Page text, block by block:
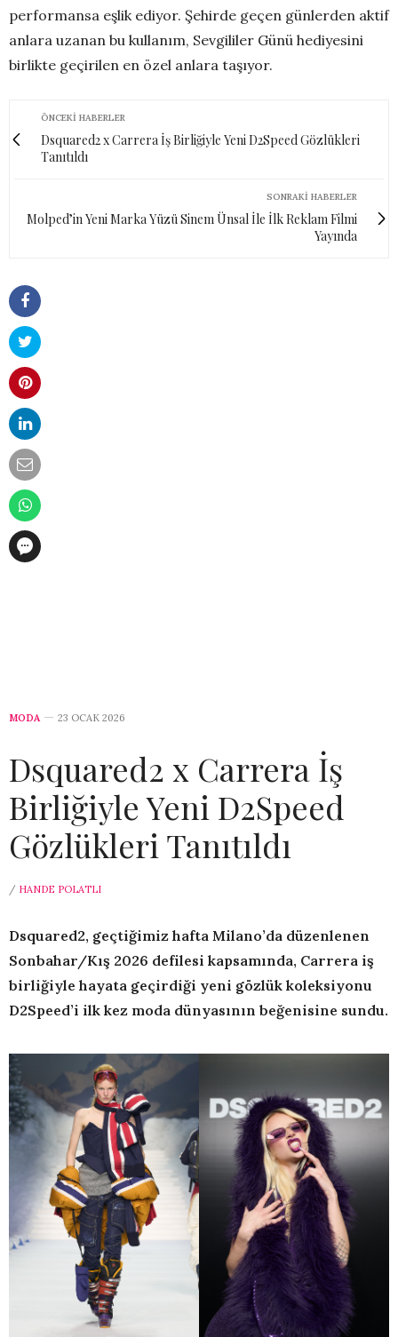
performansa eşlik ediyor. Şehirde geçen günlerden aktif
anlara uzanan bu kullanım, Sevgililer Günü hediyesini
birlikte geçirilen en özel anlara taşıyor.
ÖNCEKI HABERLER
Dsquared2 x Carrera İş Birliğiyle Yeni D2Speed Gözlükleri
Tanıtıldı
SONRAKI HABERLER
Molped’in Yeni Marka Yüzü Sinem Ünsal İle İlk Reklam Filmi
Yayında
MODA 23 OCAK 2026
Dsquared2 x Carrera İş
Birliğiyle Yeni D2Speed
Gözlükleri Tanıtıldı
/ HANDE POLATLI
Dsquared2, geçtiğimiz hafta Milano’da düzenlenen
Sonbahar/Kış 2026 defilesi kapsamında, Carrera iş
birliğiyle hayata geçirdiği yeni gözlük koleksiyonu
D2Speed’i ilk kez moda dünyasının beğenisine sundu.